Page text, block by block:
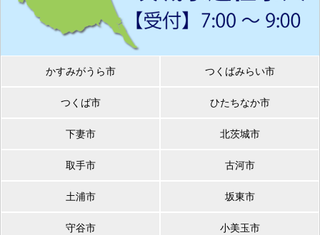
かすみがうら市 つくばみらい市
つくば市 ひたちなか市
下妻市 北茨城市
取手市 古河市
土浦市 坂東市
守谷市 小美玉市